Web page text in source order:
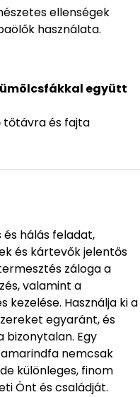
ellenségek
használata.
együtt
tőtávra és fajta
hálás feladat,
és kártevők jelentős
záloga a
valamint a
kezelése. Használja ki a
egyaránt, és
bizonytalan. Egy
nemcsak
különleges, finom
Önt és családját.